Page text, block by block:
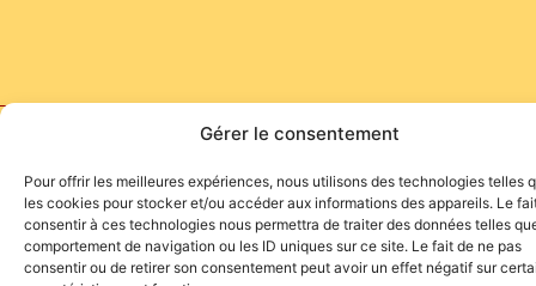
Gérer le consentement
Pour offrir les meilleures expériences, nous utilisons des technologies telles
les cookies pour stocker et/ou accéder aux informations des appareils. Le
consentir à ces technologies nous permettra de traiter des données telles
comportement de navigation ou les ID uniques sur ce site. Le fait de ne pas
consentir ou de retirer son consentement peut avoir un effet négatif sur
Site de l'association TOROFIESTA